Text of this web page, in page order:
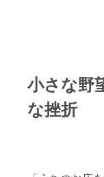
小さな野
な挫折